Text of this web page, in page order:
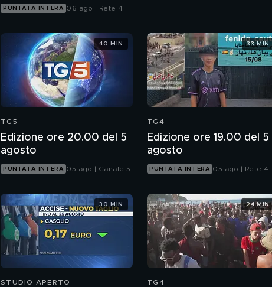
PUNTATA INTERA 06 ago | Rete 4
TG5
Edizione ore 20.00 del 5
agosto
PUNTATA INTERA 05 ago | Canale 5
40 MIN
TG4
Edizione ore 19.00 del 5
agosto
PUNTATA INTERA 05 ago | Rete 4
33 MIN
STUDIO APERTO
30 MIN
TG4
24 MIN